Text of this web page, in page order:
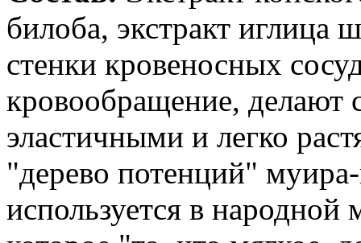
билоба, экстракт иглица
стенки кровеносных
кровообращение, делают
эластичными и легко
"дерево потенций"
используется в народной